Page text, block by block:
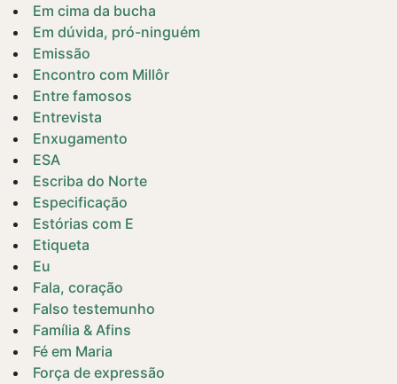
Em cima da bucha
Em dúvida, pró-ninguém
Emissão
Encontro com Millôr
Entre famosos
Entrevista
Enxugamento
ESA
Escriba do Norte
Especificação
Estórias com E
Etiqueta
Eu
Fala, coração
Falso testemunho
Família & Afins
Fé em Maria
Força de expressão